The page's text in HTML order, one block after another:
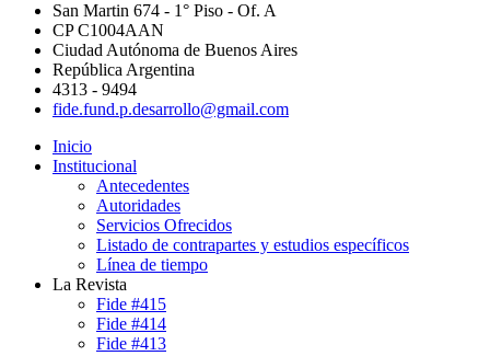
San Martin 674 - 1° Piso - Of. A
CP C1004AAN
Ciudad Autónoma de Buenos Aires
República Argentina
4313 - 9494
fide.fund.p.desarrollo@gmail.com
Inicio
Institucional
Antecedentes
Autoridades
Servicios Ofrecidos
Listado de contrapartes y estudios específicos
Línea de tiempo
La Revista
Fide #415
Fide #414
Fide #413